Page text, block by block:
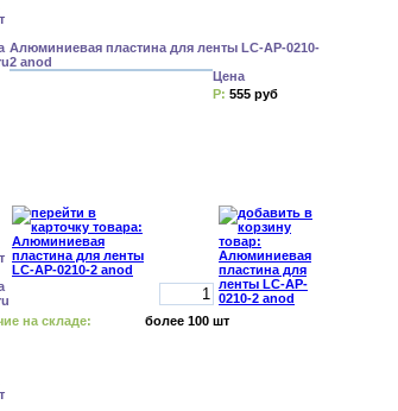
Алюминиевая пластина для ленты LC-AP-0210-
2 anod
Цена
Р: 555 руб
на складе: более 100 шт